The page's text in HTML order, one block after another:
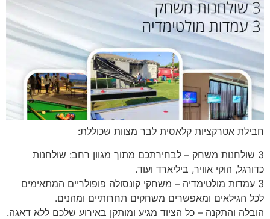
חבילת אטרקציות קלאסית לבר מצוות שכוללת:
3 שולחנות משחק – לבחירתכם מתוך מגוון רחב: שולחנות
כדורגל, הוקי אוויר, ביליארד ועוד.
3 עמדות מולטימדיה – משחקי קונסולה פופולריים המתאימים
לכל הגילאים ומאפשרים משחקים תחרותיים ומהנים.
הובלה והתקנה – כל הציוד מגיע ומותקן באירוע שלכם ללא דאגה.